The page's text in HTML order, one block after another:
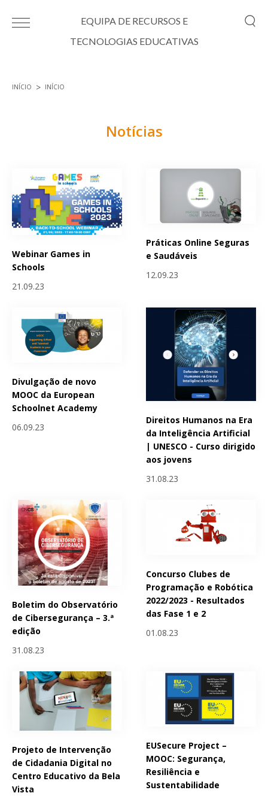
EQUIPA DE RECURSOS E
TECNOLOGIAS EDUCATIVAS
INÍCIO INÍCIO
Notícias
Webinar Games in
Schools
21.09.23
Práticas Online Seguras
e Saudáveis
12.09.23
Divulgação de novo
MOOC da European
Schoolnet Academy
06.09.23
Direitos Humanos na Era
da Inteligência Artificial
| UNESCO - Curso dirigido
aos jovens
31.08.23
Boletim do Observatório
de Cibersegurança – 3.ª
edição
31.08.23
Concurso Clubes de
Programação e Robótica
2022/2023 - Resultados
das Fase 1 e 2
01.08.23
Projeto de Intervenção
de Cidadania Digital no
Centro Educativo da Bela
Vista
EUSecure Project –
MOOC: Segurança,
Resiliência e
Sustentabilidade
Páginas